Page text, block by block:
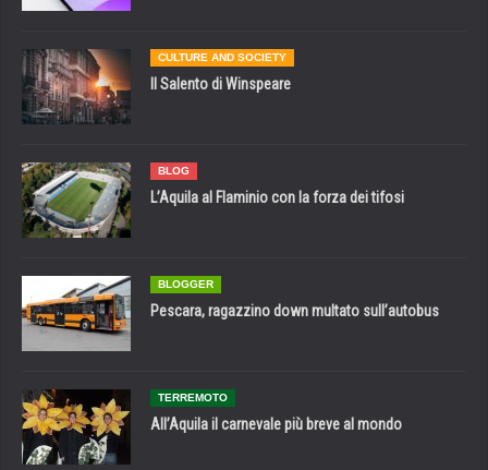
CULTURE AND SOCIETY
Il Salento di Winspeare
BLOG
L’Aquila al Flaminio con la forza dei tifosi
BLOGGER
Pescara, ragazzino down multato sull’autobus
TERREMOTO
All’Aquila il carnevale più breve al mondo